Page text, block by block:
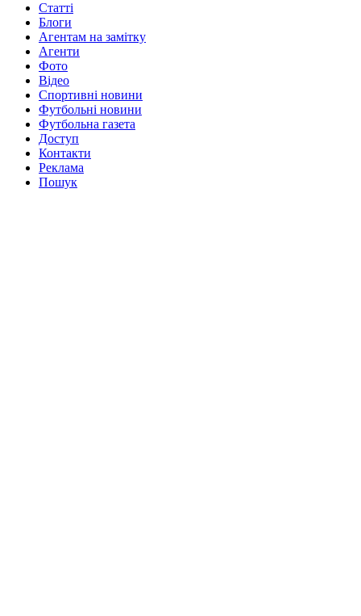
Статті
Блоги
Агентам на замітку
Агенти
Фото
Відео
Спортивні новини
Футбольні новини
Футбольна газета
Доступ
Контакти
Реклама
Пошук